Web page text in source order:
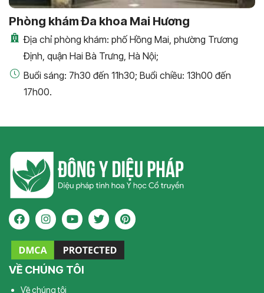
Phòng khám Đa khoa Mai Hương
Địa chỉ phòng khám: phố Hồng Mai, phường Trương
Định, quận Hai Bà Trưng, Hà Nội;
Buổi sáng: 7h30 đến 11h30; Buổi chiều: 13h00 đến
17h00.
VỀ CHÚNG TÔI
Về chúng tôi